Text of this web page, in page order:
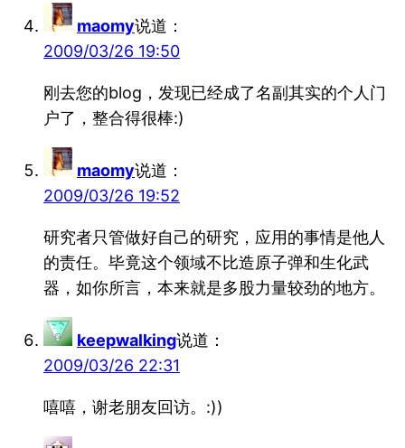
maomy说道：
2009/03/26 19:50
刚去您的blog，发现已经成了名副其实的个人门
户了，整合得很棒:)
maomy说道：
2009/03/26 19:52
研究者只管做好自己的研究，应用的事情是他人
的责任。毕竟这个领域不比造原子弹和生化武
器，如你所言，本来就是多股力量较劲的地方。
keepwalking说道：
2009/03/26 22:31
嘻嘻，谢老朋友回访。:))